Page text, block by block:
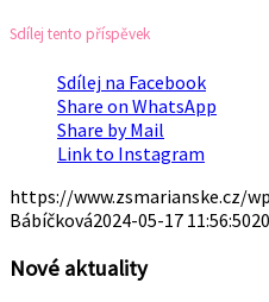
Sdílej tento příspěvek
Sdílej na Facebook
Share on WhatsApp
Share by Mail
Link to Instagram
https://www.zsmarianske.cz/
Bábíčková2024-05-17 11:56:50
Nové aktuality